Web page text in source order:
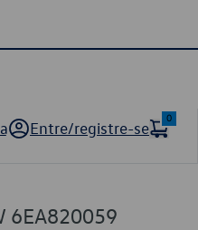
Entre/registre-se
0
6EA820059